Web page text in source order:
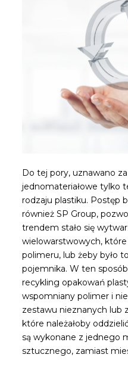
Do tej pory, uznawano
jednomateriałowe tylko
rodzaju plastiku. Postęp
również SP Group,
trendem stało się
wielowarstwowych,
polimeru, lub żeby było
pojemnika. W ten
recykling opakowań
wspomniany polimer i
zestawu nieznanych lub
które należałoby
są wykonane z jednego
sztucznego, zamiast